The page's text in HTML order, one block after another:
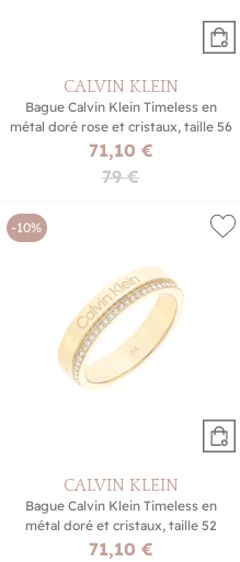
CALVIN KLEIN
Bague Calvin Klein Timeless en
métal doré rose et cristaux, taille 56
71,10 €
79 €
-10%
CALVIN KLEIN
Bague Calvin Klein Timeless en
métal doré et cristaux, taille 52
71,10 €